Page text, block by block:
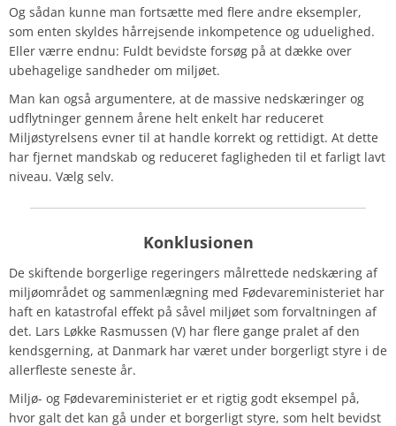
Og sådan kunne man fortsætte med flere andre eksempler,
som enten skyldes hårrejsende inkompetence og uduelighed.
Eller værre endnu: Fuldt bevidste forsøg på at dække over
ubehagelige sandheder om miljøet.
Man kan også argumentere, at de massive nedskæringer og
udflytninger gennem årene helt enkelt har reduceret
Miljøstyrelsens evner til at handle korrekt og rettidigt. At dette
har fjernet mandskab og reduceret fagligheden til et farligt lavt
niveau. Vælg selv.
Konklusionen
De skiftende borgerlige regeringers målrettede nedskæring af
miljøområdet og sammenlægning med Fødevareministeriet har
haft en katastrofal effekt på såvel miljøet som forvaltningen af
det. Lars Løkke Rasmussen (V) har flere gange pralet af den
kendsgerning, at Danmark har været under borgerligt styre i de
allerfleste seneste år.
Miljø- og Fødevareministeriet er et rigtig godt eksempel på,
hvor galt det kan gå under et borgerligt styre, som helt bevidst